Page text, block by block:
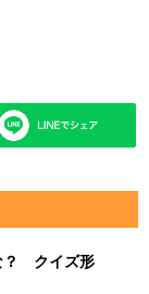
？ クイズ形